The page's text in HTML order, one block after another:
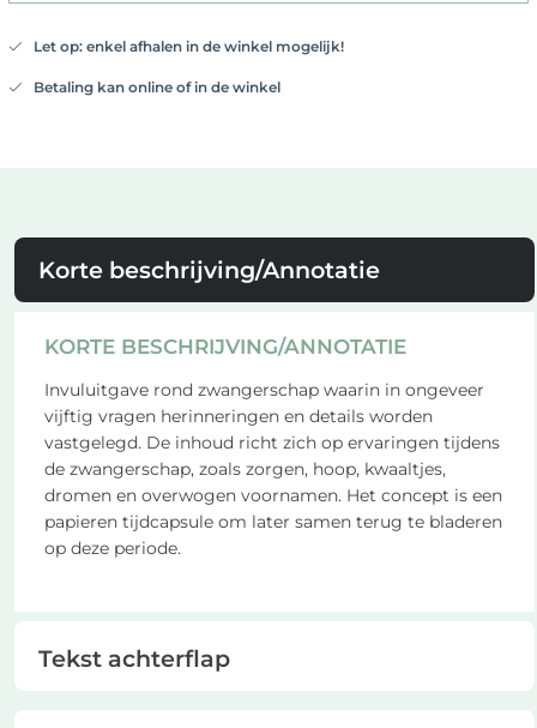
Let op: enkel afhalen in de winkel mogelijk!
Betaling kan online of in de winkel
Korte beschrijving/Annotatie
KORTE BESCHRIJVING/ANNOTATIE
Invuluitgave rond zwangerschap waarin in ongeveer
vijftig vragen herinneringen en details worden
vastgelegd. De inhoud richt zich op ervaringen tijdens
de zwangerschap, zoals zorgen, hoop, kwaaltjes,
dromen en overwogen voornamen. Het concept is een
papieren tijdcapsule om later samen terug te bladeren
op deze periode.
Tekst achterflap